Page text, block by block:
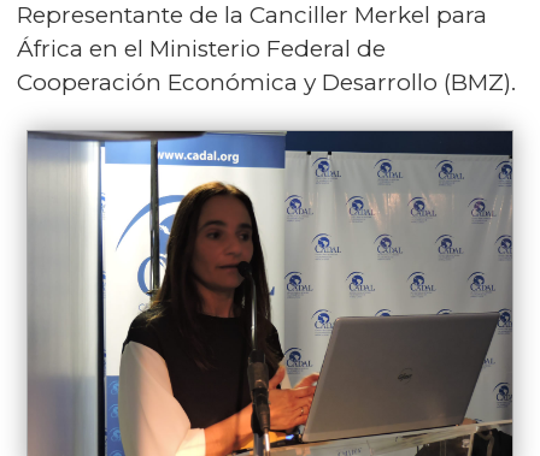
Representante de la Canciller Merkel para
África en el Ministerio Federal de
Cooperación Económica y Desarrollo (BMZ).